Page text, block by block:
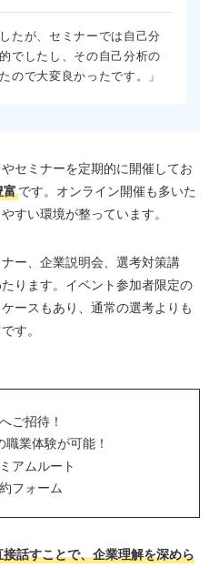
たが、セミナーでは自己分
でしたし、その自己分析の
ので大変良かったです。」
セミナーを定期的に開催してお
富です。オンライン開催も多いた
すい環境が整っています。
ー、企業説明会、選考対策講
ります。イベント参加者限定の
ースもあり、通常の選考よりも
す。
ご招待！
職業体験が可能！
アムルート
フォーム
話すことで、企業理解を深めら